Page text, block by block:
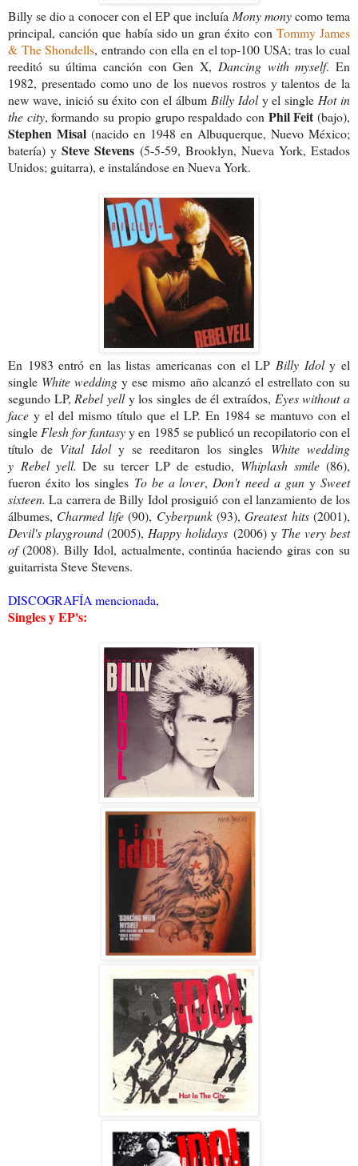
Billy se dio a conocer con el EP que incluía Mony monycomo tema
principal, canción que había sido un gran éxito con Tommy James
& The Shondells, entrando con ella en el top-100 USA; tras lo cual
reeditó su última canción con Gen X, Dancing with myself. En
1982, presentado como uno de los nuevos rostros y talentos de la
new wave, inició su éxito con el álbum Billy Idoly el single Hot in
the city, formando su propio grupo respaldado con Phil Feit (bajo),
Stephen Misal (nacido en 1948 en Albuquerque, Nuevo México;
batería) ySteve Stevens (5-5-59, Brooklyn, Nueva York, Estados
Unidos; guitarra), e instalándose en Nueva York.
En 1983 entró en las listas americanas con el LP Billy Idoly el
single White weddingy ese mismo año alcanzó el estrellato con su
segundo LP, Rebel yelly los singles de él extraídos, Eyes without a
face y el del mismo título que el LP. En 1984 se mantuvo con el
single Flesh for fantasyy en 1985 se publicó un recopilatorio con el
título de Vital Idol y se reeditaron los singles White wedding
y Rebel yell.De su tercer LP de estudio, Whiplash smile(86),
fueron éxito los singles To be a lover, Don't need a gunySweet
sixteen.La carrera de Billy Idol prosiguió con el lanzamiento de los
álbumes, Charmed life(90), Cyberpunk (93),Greatest hits (2001),
Devil's playground(2005), Happy holidays (2006) y The very best
of(2008). Billy Idol, actualmente, continúa haciendo giras con su
guitarrista Steve Stevens.
DISCOGRAFÍA mencionada,
Singles y EP's: